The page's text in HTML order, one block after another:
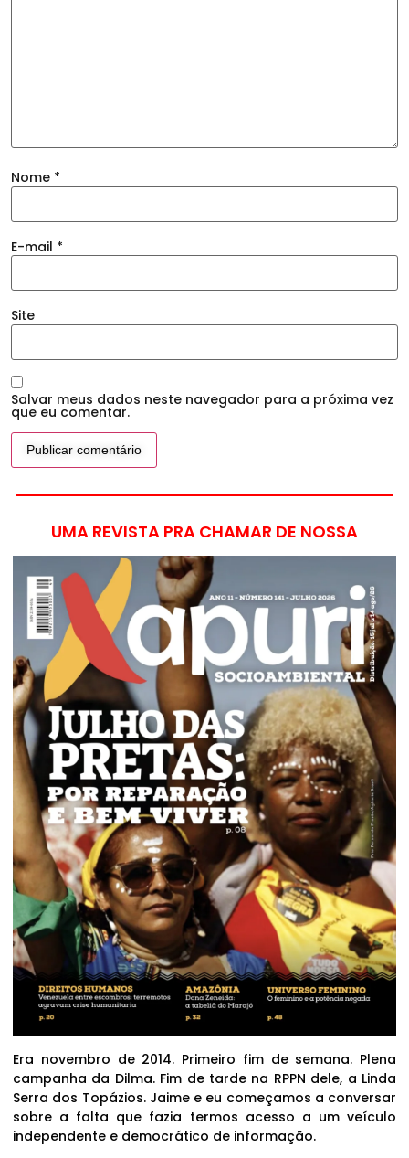
Nome *
E-mail *
Site
Salvar meus dados neste navegador para a próxima vez
que eu comentar.
UMA REVISTA PRA CHAMAR DE NOSSA
Era novembro de 2014. Primeiro fim de semana. Plena
campanha da Dilma. Fim de tarde na RPPN dele, a Linda
Serra dos Topázios. Jaime e eu começamos a conversar
sobre a falta que fazia termos acesso a um veículo
independente e democrático de informação.